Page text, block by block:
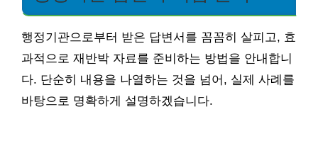
행정기관으로부터 받은 답변서를 꼼꼼히 살피고, 효
과적으로 재반박 자료를 준비하는 방법을 안내합니
다. 단순히 내용을 나열하는 것을 넘어, 실제 사례를
바탕으로 명확하게 설명하겠습니다.